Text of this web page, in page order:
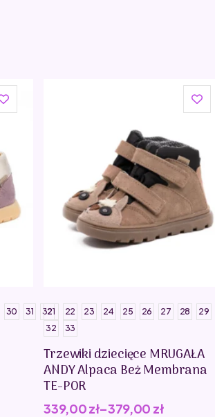
30 31
3221 22 23 24 25 26 27 28 29
32
33
Trzewiki dziecięce MRUGAŁA
ANDY Alpaca Beż Membrana
TE-POR
339,00zł–379,00 zł